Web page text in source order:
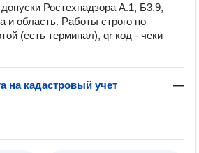
Ростехнадзора А.1, Б3.9,
и область. Работы строго по
(есть терминал), qr код - чеки
на кадастровый учет —